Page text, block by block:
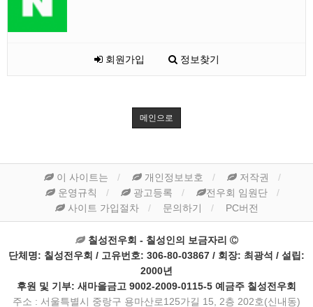
회원가입 정보찾기
메인으로
이 사이트는 개인정보보호
저작권
운영규칙
광고등록
전우회 임원단
사이트 가입절차
문의하기 PC버전
칠성전우회 - 칠성인의 보금자리
단체명: 칠성전우회 / 고유번호: 306-80-03867 / 회장: 최광석 / 설립:
2000년
후원 및 기부: 새마을금고 9002-2009-0115-5 예금주 칠성전우회
주소 : 서울특별시 중랑구 용마산로125가길 15, 2층 202호(신내동)